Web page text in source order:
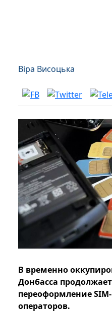
Віра Висоцька
В временно
Донбасса
переоформление
операторов.